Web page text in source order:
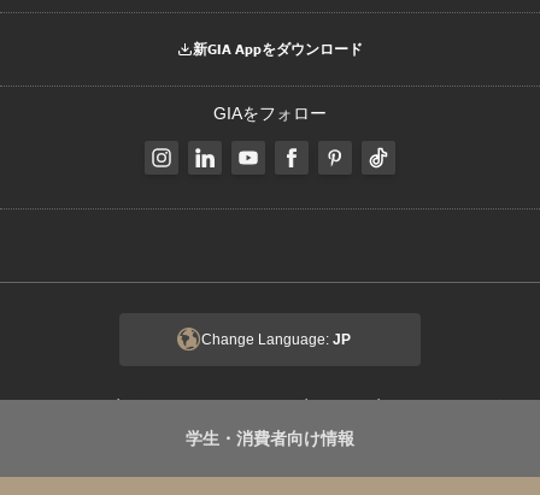
新GIA Appをダウンロード
GIAをフォロー
Change Language: JP
| | |
|倫理およびコンプライアンス
学生・消費者向け情報